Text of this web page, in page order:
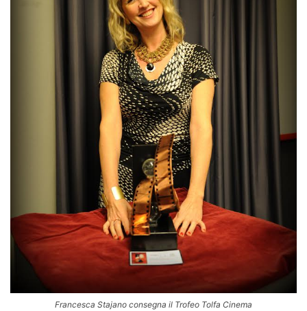
Francesca Stajano consegna il Trofeo Tolfa Cinema